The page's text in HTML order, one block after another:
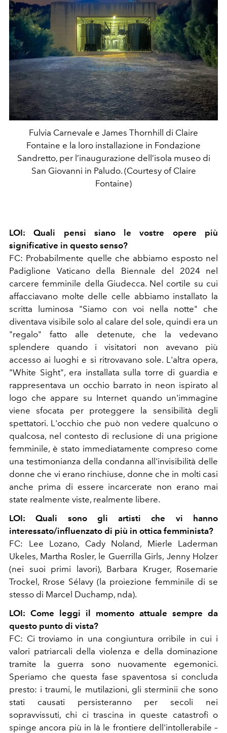
Fulvia Carnevale e James Thornhill di Claire
Fontaine e la loro installazione in Fondazione
Sandretto, per l’inaugurazione dell’isola museo di
San Giovanni in Paludo. (Courtesy of Claire
Fontaine)
LOI: Quali pensi siano le vostre opere più
significative in questo senso?
FC: Probabilmente quelle che abbiamo esposto nel
Padiglione Vaticano della Biennale del 2024 nel
carcere femminile della Giudecca. Nel cortile su cui
affacciavano molte delle celle abbiamo installato la
scritta luminosa "Siamo con voi nella notte" che
diventava visibile solo al calare del sole, quindi era un
"regalo" fatto alle detenute, che la vedevano
splendere quando i visitatori non avevano più
accesso ai luoghi e si ritrovavano sole. L'altra opera,
"White Sight", era installata sulla torre di guardia e
rappresentava un occhio barrato in neon ispirato al
logo che appare su Internet quando un'immagine
viene sfocata per proteggere la sensibilità degli
spettatori. L'occhio che può non vedere qualcuno o
qualcosa, nel contesto di reclusione di una prigione
femminile, è stato immediatamente compreso come
una testimonianza della condanna all'invisibilità delle
donne che vi erano rinchiuse, donne che in molti casi
anche prima di essere incarcerate non erano mai
state realmente viste, realmente libere.
LOI: Quali sono gli artisti che vi hanno
interessato/influenzato di più in ottica femminista?
FC: Lee Lozano, Cady Noland, Mierle Laderman
Ukeles, Martha Rosler, le Guerrilla Girls, Jenny Holzer
(nei suoi primi lavori), Barbara Kruger, Rosemarie
Trockel, Rrose Sélavy (la proiezione femminile di se
stesso di Marcel Duchamp, nda).
LOI: Come leggi il momento attuale sempre da
questo punto di vista?
FC: Ci troviamo in una congiuntura orribile in cui i
valori patriarcali della violenza e della dominazione
tramite la guerra sono nuovamente egemonici.
Speriamo che questa fase spaventosa si concluda
presto: i traumi, le mutilazioni, gli sterminii che sono
stati causati persisteranno per secoli nei
sopravvissuti, chi ci trascina in queste catastrofi o
spinge ancora più in là le frontiere dell'intollerabile –